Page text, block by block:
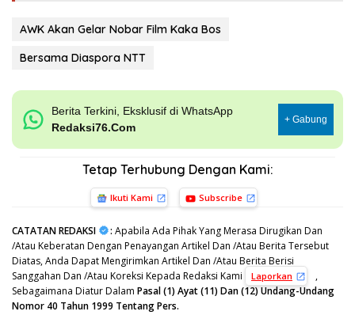
AWK Akan Gelar Nobar Film Kaka Bos
Bersama Diaspora NTT
Berita Terkini, Eksklusif di WhatsApp
Redaksi76.Com
+ Gabung
Tetap Terhubung Dengan Kami:
Ikuti Kami Subscribe
CATATAN REDAKSI : Apabila Ada Pihak Yang Merasa Dirugikan Dan
/Atau Keberatan Dengan Penayangan Artikel Dan /Atau Berita Tersebut
Diatas, Anda Dapat Mengirimkan Artikel Dan /Atau Berita Berisi
Sanggahan Dan /Atau Koreksi Kepada Redaksi Kami
Laporkan
,
Sebagaimana Diatur Dalam Pasal (1) Ayat (11) Dan (12) Undang-Undang
Nomor 40 Tahun 1999 Tentang Pers.